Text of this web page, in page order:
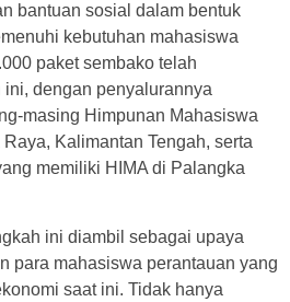
bantuan sosial dalam bentuk
kebutuhan mahasiswa
paket sembako telah
dengan penyalurannya
masing Himpunan Mahasiswa
Kalimantan Tengah, serta
memiliki HIMA di Palangka
ini diambil sebagai upaya
para mahasiswa perantauan yang
saat ini. Tidak hanya